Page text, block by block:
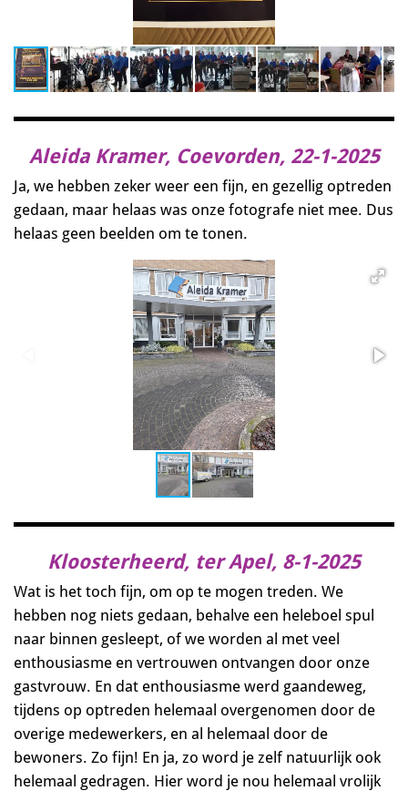
Aleida Kramer, Coevorden, 22-1-2025
Ja, we hebben zeker weer een fijn, en gezellig optreden
gedaan, maar helaas was onze fotografe niet mee. Dus
helaas geen beelden om te tonen.
Kloosterheerd, ter Apel, 8-1-2025
Wat is het toch fijn, om op te mogen treden. We
hebben nog niets gedaan, behalve een heleboel spul
naar binnen gesleept, of we worden al met veel
enthousiasme en vertrouwen ontvangen door onze
gastvrouw. En dat enthousiasme werd gaandeweg,
tijdens op optreden helemaal overgenomen door de
overige medewerkers, en al helemaal door de
bewoners. Zo fijn! En ja, zo word je zelf natuurlijk ook
helemaal gedragen. Hier word je nou helemaal vrolijk